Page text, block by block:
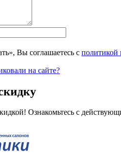
Вы соглашаетесь с политикой
на сайте?
Ознакомьтесь с